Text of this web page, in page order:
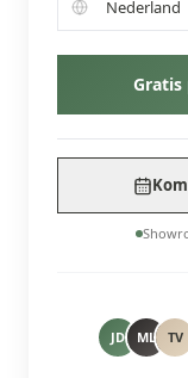
Gratis
JD ML TV